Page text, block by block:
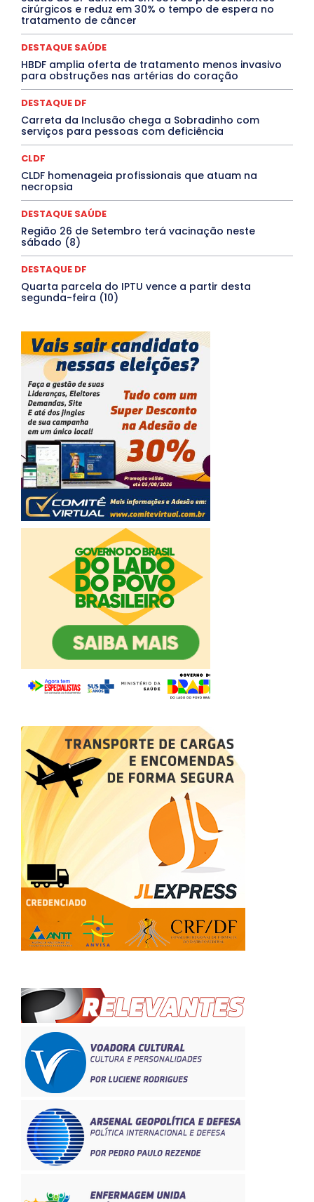
Jogos Online JUDICIÁRIO LITERATURA
Maranhão
Marburg
Mato Grosso
Mato Grosso do Sul
MEIO AMBIENTE
Minas Gerais MOBILIDADE
MPOX
MÚSICA
O Plantonista
PROCESSO SELETIVO
PUBLIEDITORIAL
QUALIFICAÇÃO PROFISSIONAL
Santa Catarina
Saúde Agora
SEGURANÇA
Soltando o Verbo
TÁ FROID?
TEATRO TECNOLOGIA
Tocantins
Utilidade Pública ZikaVirus
Mais
cirúrgicos e reduz em 30% o tempo de espera no
tratamento de câncer
DESTAQUE SAÚDE
HBDF amplia oferta de tratamento menos invasivo
para obstruções nas artérias do coração
DESTAQUE DF
Carreta da Inclusão chega a Sobradinho com
serviços para pessoas com deficiência
CLDF
CLDF homenageia profissionais que atuam na
necropsia
DESTAQUE SAÚDE
Região 26 de Setembro terá vacinação neste
sábado (8)
DESTAQUE DF
Quarta parcela do IPTU vence a partir desta
segunda-feira (10)